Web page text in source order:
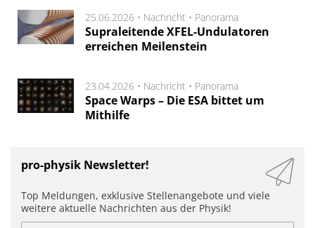
25.06.2026 • Nachricht • Panorama
Supraleitende XFEL-Undulatoren
erreichen Meilenstein
23.04.2026 • Nachricht • Panorama
Space Warps – Die ESA bittet um
Mithilfe
pro-physik Newsletter!
Top Meldungen, exklusive Stellenangebote und viele
weitere aktuelle Nachrichten aus der Physik!